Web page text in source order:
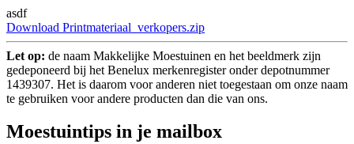
asdf
Download Printmateriaal_verkopers.zip
Let op: de naam Makkelijke Moestuinen en het beeldmerk zijn
gedeponeerd bij het Benelux merkenregister onder depotnummer
1439307. Het is daarom voor anderen niet toegestaan om onze naam
te gebruiken voor andere producten dan die van ons.
Moestuintips in je mailbox